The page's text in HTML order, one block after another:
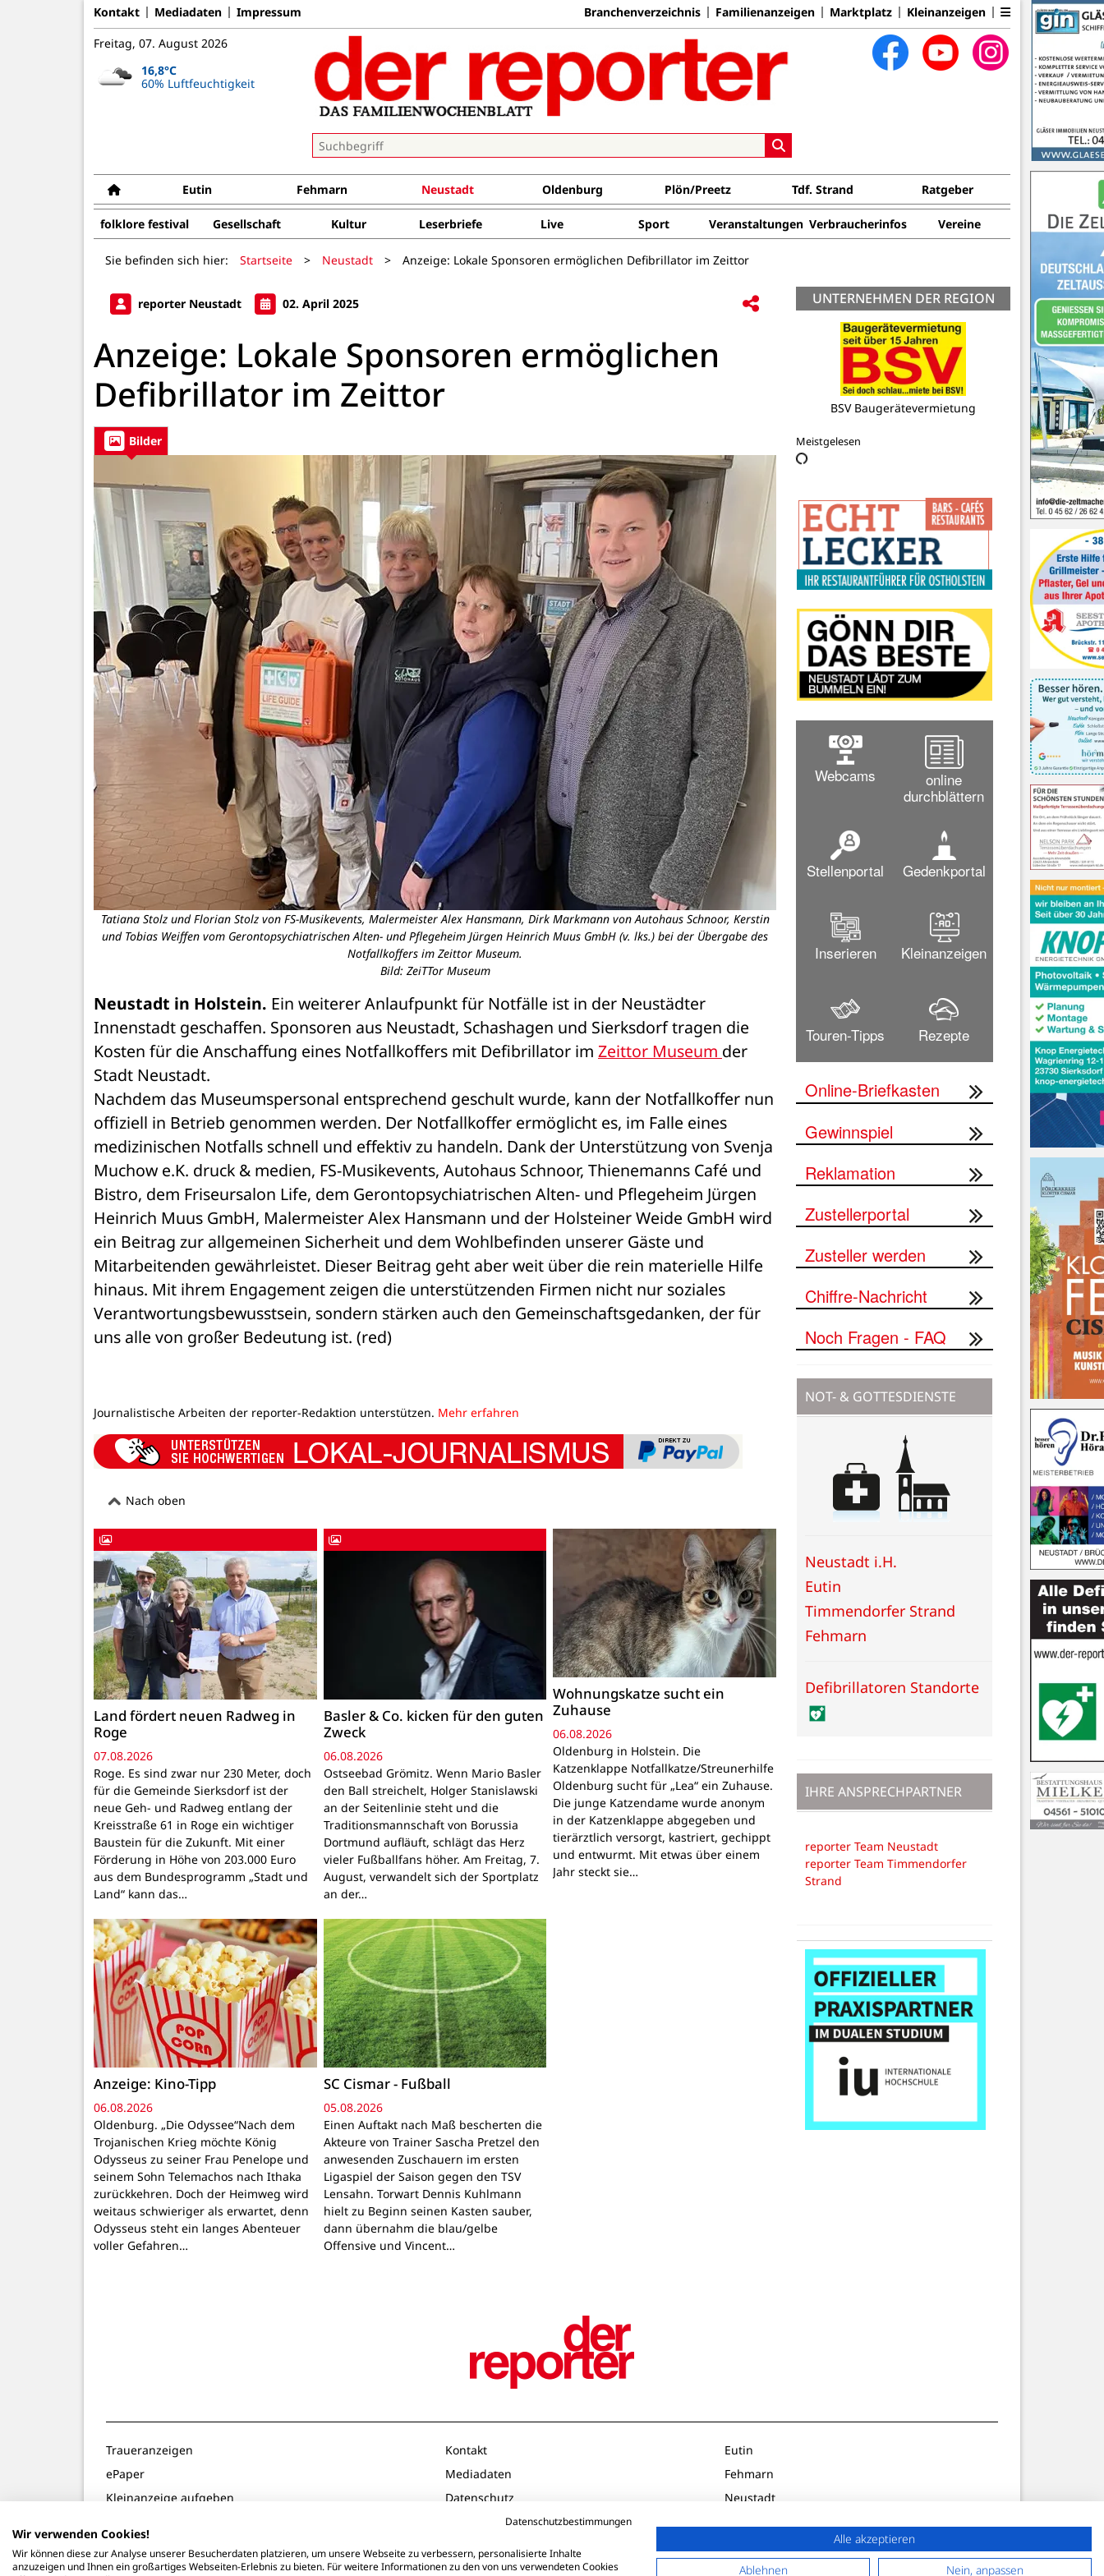
Kontakt Mediadaten Impressum Branchenverzeichnis Familienanzeigen Marktplatz Kleinanzeigen
Freitag, 07. August 2026
16,8°C
60% Luftfeuchtigkeit
Eutin Fehmarn Neustadt Oldenburg Plön/Preetz Tdf. Strand Ratgeber
folklore festival Gesellschaft Kultur Leserbriefe Live Sport Veranstaltungen Verbraucherinfos Vereine
Sie befinden sich hier: Startseite > Neustadt > Anzeige: Lokale Sponsoren ermöglichen Defibrillator im Zeittor
reporter Neustadt 02. April 2025
Anzeige: Lokale Sponsoren ermöglichen
Defibrillator im Zeittor
Bilder
Tatiana Stolz und Florian Stolz von FS-Musikevents, Malermeister Alex Hansmann, Dirk Markmann von Autohaus Schnoor, Kerstin
und Tobias Weiffen vom Gerontopsychiatrischen Alten- und Pflegeheim Jürgen Heinrich Muus GmbH (v. lks.) bei der Übergabe des
Notfallkoffers im Zeittor Museum.
Bild: ZeiTTor Museum
Neustadt in Holstein. Ein weiterer Anlaufpunkt für Notfälle ist in der Neustädter
Innenstadt geschaffen. Sponsoren aus Neustadt, Schashagen und Sierksdorf tragen die
Kosten für die Anschaffung eines Notfallkoffers mit Defibrillator im Zeittor Museum der
Stadt Neustadt.
Nachdem das Museumspersonal entsprechend geschult wurde, kann der Notfallkoffer nun
offiziell in Betrieb genommen werden. Der Notfallkoffer ermöglicht es, im Falle eines
medizinischen Notfalls schnell und effektiv zu handeln. Dank der Unterstützung von Svenja
Muchow e.K. druck & medien, FS-Musikevents, Autohaus Schnoor, Thienemanns Café und
Bistro, dem Friseursalon Life, dem Gerontopsychiatrischen Alten- und Pflegeheim Jürgen
Heinrich Muus GmbH, Malermeister Alex Hansmann und der Holsteiner Weide GmbH wird
ein Beitrag zur allgemeinen Sicherheit und dem Wohlbefinden unserer Gäste und
Mitarbeitenden gewährleistet. Dieser Beitrag geht aber weit über die rein materielle Hilfe
hinaus. Mit ihrem Engagement zeigen die unterstützenden Firmen nicht nur soziales
Verantwortungsbewusstsein, sondern stärken auch den Gemeinschaftsgedanken, der für
uns alle von großer Bedeutung ist. (red)
Journalistische Arbeiten der reporter-Redaktion unterstützen. Mehr erfahren
Nach oben
Land fördert neuen Radweg in
Roge
07.08.2026
Roge. Es sind zwar nur 230 Meter, doch
für die Gemeinde Sierksdorf ist der
neue Geh- und Radweg entlang der
Kreisstraße 61 in Roge ein wichtiger
Baustein für die Zukunft. Mit einer
Förderung in Höhe von 203.000 Euro
aus dem Bundesprogramm „Stadt und
Land“ kann das…
Basler & Co. kicken für den guten
Zweck
06.08.2026
Ostseebad Grömitz. Wenn Mario Basler
den Ball streichelt, Holger Stanislawski
an der Seitenlinie steht und die
Traditionsmannschaft von Borussia
Dortmund aufläuft, schlägt das Herz
vieler Fußballfans höher. Am Freitag, 7.
August, verwandelt sich der Sportplatz
an der…
Wohnungskatze sucht ein
Zuhause
06.08.2026
Oldenburg in Holstein. Die
Katzenklappe Notfallkatze/Streunerhilfe
Oldenburg sucht für „Lea“ ein Zuhause.
Die junge Katzendame wurde anonym
in der Katzenklappe abgegeben und
tierärztlich versorgt, kastriert, gechippt
und entwurmt. Mit etwas über einem
Jahr steckt sie…
Anzeige: Kino-Tipp
06.08.2026
Oldenburg. „Die Odyssee“Nach dem
Trojanischen Krieg möchte König
Odysseus zu seiner Frau Penelope und
seinem Sohn Telemachos nach Ithaka
zurückkehren. Doch der Heimweg wird
weitaus schwieriger als erwartet, denn
Odysseus steht ein langes Abenteuer
voller Gefahren…
SC Cismar - Fußball
05.08.2026
Einen Auftakt nach Maß bescherten die
Akteure von Trainer Sascha Pretzel den
anwesenden Zuschauern im ersten
Ligaspiel der Saison gegen den TSV
Lensahn. Torwart Dennis Kuhlmann
hielt zu Beginn seinen Kasten sauber,
dann übernahm die blau/gelbe
Offensive und Vincent…
UNTERNEHMEN DER REGION
Neustädter Schützengilde e.V.
Meistgelesen
Webcams
online
durchblättern
Stellenportal Gedenkportal
Inserieren Kleinanzeigen
Touren-Tipps Rezepte
Online-Briefkasten
Gewinnspiel
Reklamation
Zustellerportal
Zusteller werden
Chiffre-Nachricht
Noch Fragen - FAQ
NOT- & GOTTESDIENSTE
Neustadt i.H.
Eutin
Timmendorfer Strand
Fehmarn
Defibrillatoren Standorte
IHRE ANSPRECHPARTNER
reporter Team Neustadt
reporter Team Timmendorfer
Strand
Traueranzeigen
ePaper
Kleinanzeige aufgeben
Notdienste
Kontakt
Mediadaten
Datenschutz
Impressum
Eutin
Fehmarn
Neustadt
Tdf. Strand
Datenschutzbestimmungen
Wir verwenden Cookies!
Wir können diese zur Analyse unserer Besucherdaten platzieren, um unsere Webseite zu verbessern, personalisierte Inhalte
anzuzeigen und Ihnen ein großartiges Webseiten-Erlebnis zu bieten. Für weitere Informationen zu den von uns verwendeten Cookies
Alle akzeptieren
Ablehnen
Nein, anpassen